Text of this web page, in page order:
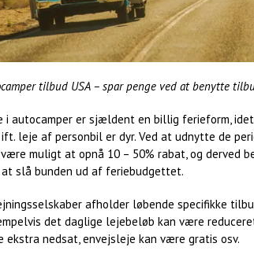
tilbud USA – spar penge ved at benytte
i autocamper er sjældent en billig ferieform,
ift. leje af personbil er dyr. Ved at udnytte de
muligt at opnå 10 – 50% rabat, og derved
at slå bunden ud af feriebudgettet.
afholder løbende specifikke
det daglige lejebeløb kan være
ekstra nedsat, envejsleje kan være gratis osv.